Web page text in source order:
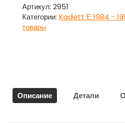
стеклоочистителей
(дворников)
с
Opel
Kadett
Артикул: 2951
Категории: Kadett Е 1984 -
товары
Описание Детали